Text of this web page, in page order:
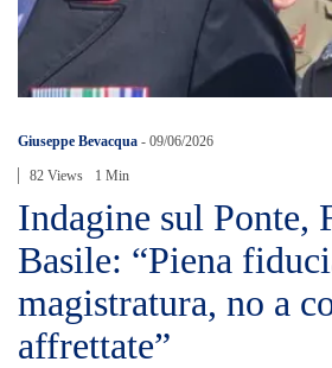
Giuseppe Bevacqua - 09/06/2026
82 Views 1 Min
Indagine sul Ponte,
Basile: “Piena
magistratura, no a
affrettate”